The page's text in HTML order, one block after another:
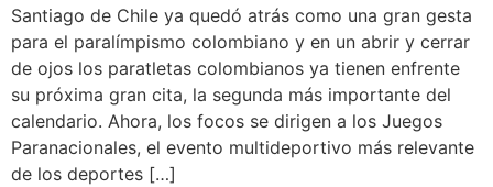
Santiago de Chile ya quedó atrás como una gran gesta
para el paralímpismo colombiano y en un abrir y cerrar
de ojos los paratletas colombianos ya tienen enfrente
su próxima gran cita, la segunda más importante del
calendario. Ahora, los focos se dirigen a los Juegos
Paranacionales, el evento multideportivo más relevante
de los deportes […]